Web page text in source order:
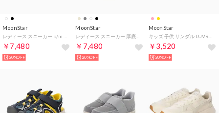
MoonStar
￥7,480
20%OFF
MoonStar
￥7,480
20%OFF
MoonStar
￥3,520
20%OFF